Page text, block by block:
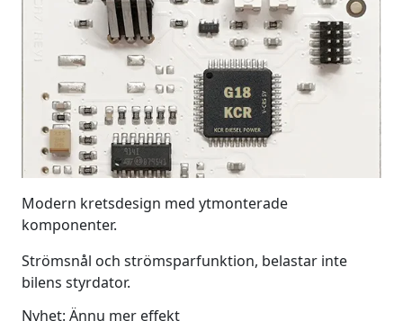
Modern kretsdesign med ytmonterade
komponenter.
Strömsnål och strömsparfunktion, belastar inte
bilens styrdator.
Nyhet: Ännu mer effekt